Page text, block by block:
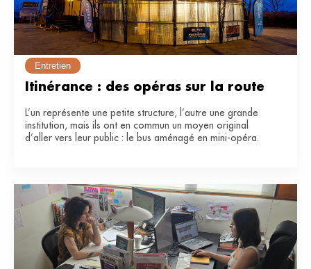
Entretien
Itinérance : des opéras sur la route
L’un représente une petite structure, l’autre une grande
institution, mais ils ont en commun un moyen original
d’aller vers leur public : le bus aménagé en mini-opéra.